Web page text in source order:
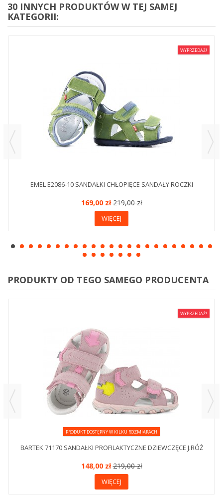
30 INNYCH PRODUKTÓW W TEJ SAMEJ
KATEGORII:
WYPRZEDAŻ!
EMEL E2086-10 SANDAŁKI CHŁOPIĘCE SANDAŁY ROCZKI
169,00 zł219,00 zł
WIĘCEJ
PRODUKTY OD TEGO SAMEGO PRODUCENTA
WYPRZEDAŻ!
PRODUKT DOSTĘPNY W KILKU ROZMIARACH
BARTEK 71170 SANDAŁKI PROFILAKTYCZNE DZIEWCZĘCE J.RÓŻ
148,00 zł219,00 zł
WIĘCEJ